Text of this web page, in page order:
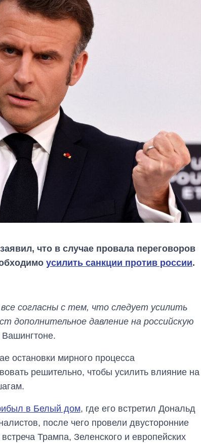
что в случае провала переговоров
усилить санкции против россии.
согласны с тем, что следует усилить
дополнительное давление на российскую
остановки мирного процесса
решительно, чтобы усилить влияние на
в Белый дом, где его встретил Дональд
после чего провели двусторонние
Трампа, Зеленского и европейских
количество
бакалавриат,
магистратуру и